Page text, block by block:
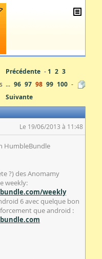
Précédente 1 2 3
... 96 97 98 99 100
Suivante
Le 19/06/2013 à 11:48
HumbleBundle
?) des Anomamy
weekly:
weekly
6 avec quelque bon
que android :